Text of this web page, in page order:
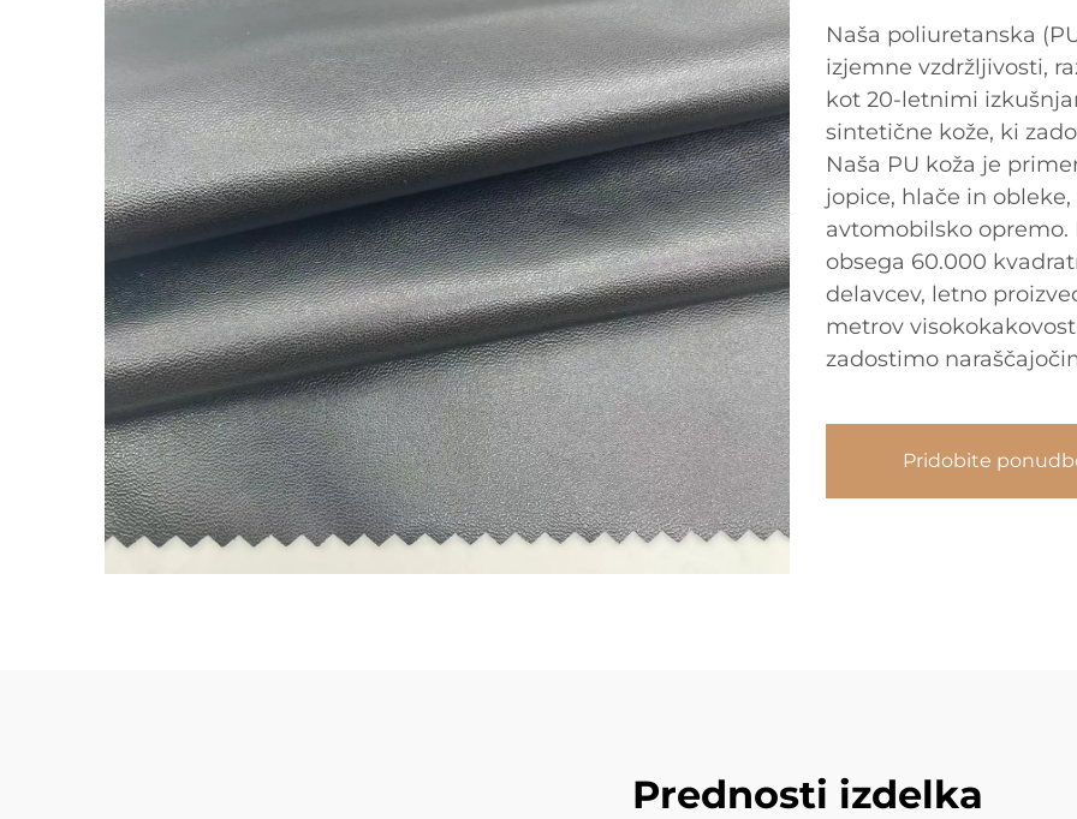
Naša poliuretanska
izjemne vzdržljivosti,
kot 20-letnimi
sintetične kože, ki
Naša PU koža je
jopice, hlače in
avtomobilsko opremo.
obsega 60.000
delavcev, letno
metrov
zadostimo
Pridobite
Prednosti izdelka